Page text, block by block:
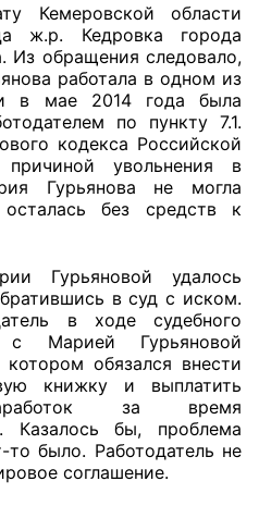
при территориальных
органов
по проведению
качества условий
КО
Кемеровской области
ж.р. Кедровка города
Из обращения следовало,
работала в одном из
и в мае 2014 года была
по пункту 7.1.
кодекса Российской
увольнения в
Гурьянова не могла
без средств к
Гурьяновой удалось
в суд с иском.
в ходе судебного
с Марией Гурьяновой
обязался внести
книжку и выплатить
за время
Казалось бы, проблема
было. Работодатель не
соглашение.